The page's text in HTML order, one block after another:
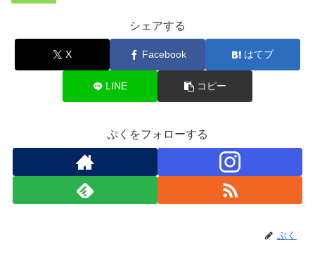
シェアする
X Facebook はてブ
LINE コピー
ぷくをフォローする
ぷく